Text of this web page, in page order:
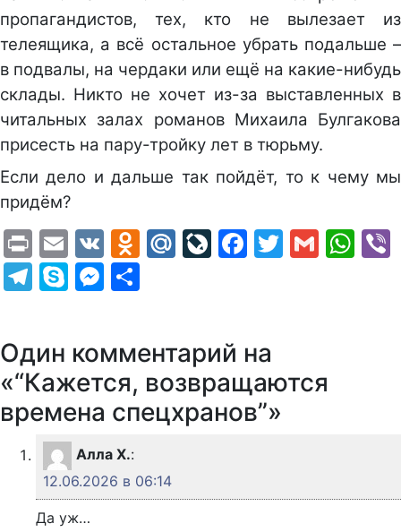
пропагандистов, тех, кто не вылезает из
телеящика, а всё остальное убрать подальше –
в подвалы, на чердаки или ещё на какие-нибудь
склады. Никто не хочет из-за выставленных в
читальных залах романов Михаила Булгакова
присесть на пару-тройку лет в тюрьму.
Если дело и дальше так пойдёт, то к чему мы
придём?
PrintEmail
VK Odnoklassniki
Mail.Ru
LiveJournal
Facebook
Twitter
Gmail
Telegram
SkypeMessenger
Один комментарий на
«“Кажется, возвращаются
времена спецхранов”»
Алла Х.:
12.06.2026 в 06:14
Да уж…